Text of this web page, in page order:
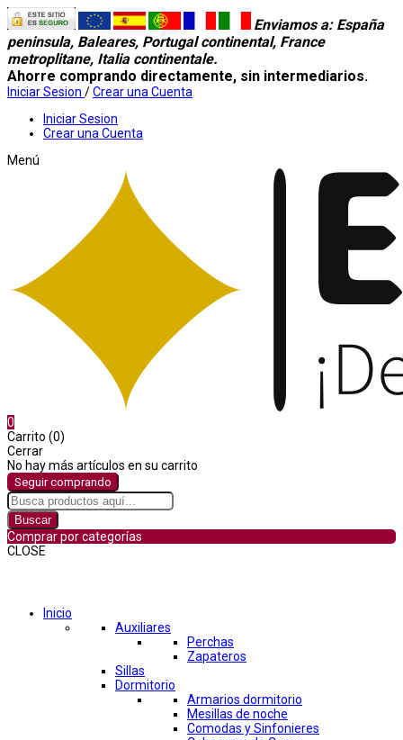
Enviamos a: España
peninsula, Baleares, Portugal continental, France
metroplitane, Italia continentale.
Ahorre comprando directamente, sin intermediarios.
Iniciar Sesion /Crear una Cuenta
Iniciar Sesion
Crear una Cuenta
Menú
0
Carrito (0)
Cerrar
No hay más artículos en su carrito
Seguir comprando
Buscar
Comprar por categorías
CLOSE
Inicio
Auxiliares
Perchas
Zapateros
Sillas
Dormitorio
Armarios dormitorio
Mesillas de noche
Comodas y Sinfonieres